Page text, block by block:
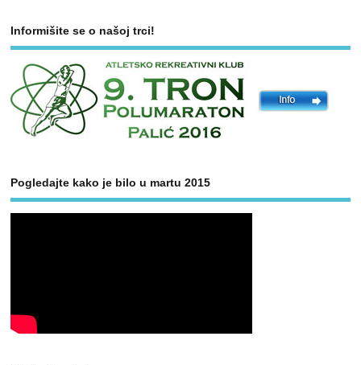
Informišite se o našoj trci!
Pogledajte kako je bilo u martu 2015